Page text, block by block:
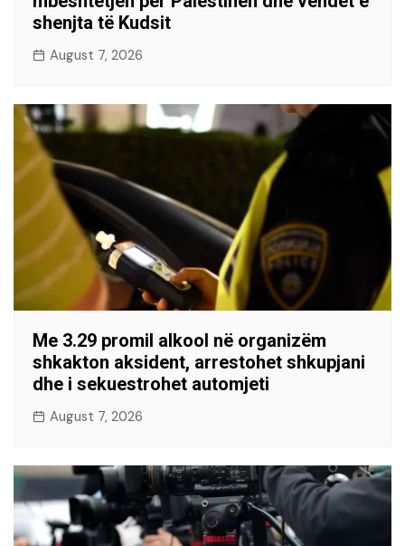
shenjta të Kudsit
August 7, 2026
Me 3.29 promil alkool në organizëm
shkakton aksident, arrestohet shkupjani
dhe i sekuestrohet automjeti
August 7, 2026